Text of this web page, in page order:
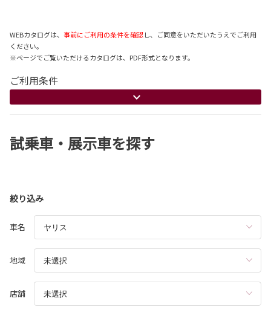
WEBカタログは、 事前にご利用の条件を確認し、ご同意をいただいたうえでご利用
ください。
※ページでご覧いただけるカタログは、PDF形式となります。
ご利用条件
試乗車・展示車を探す
絞り込み
車名
地域
店舗